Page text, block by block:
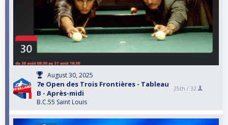
August 30, 2025
7e Open des Trois Frontières - Tableau
B - Après-midi
B.C.55 Saint Louis
25th / 32